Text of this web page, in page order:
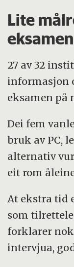
Lite
27 av 32
informasjon
eksamen på
Dei fem
bruk av PC,
alternativ
eit rom
At ekstra tid
som
forklarer
intervjua,